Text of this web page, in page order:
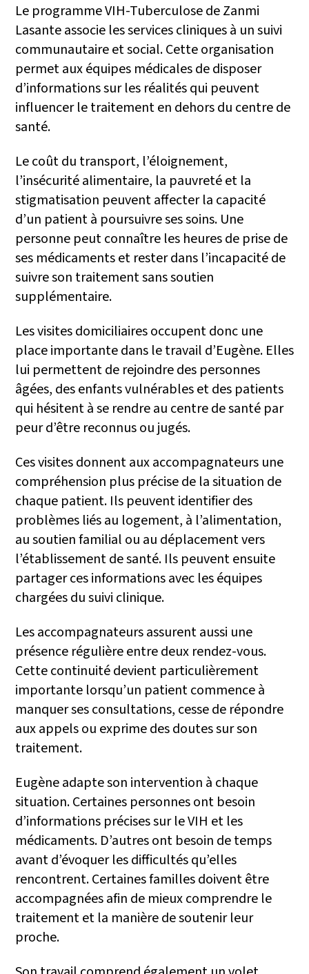
Le programme VIH-Tuberculose de Zanmi
Lasante associe les services cliniques à un suivi
communautaire et social. Cette organisation
permet aux équipes médicales de disposer
d’informations sur les réalités qui peuvent
influencer le traitement en dehors du centre de
santé.
Le coût du transport, l’éloignement,
l’insécurité alimentaire, la pauvreté et la
stigmatisation peuvent affecter la capacité
d’un patient à poursuivre ses soins. Une
personne peut connaître les heures de prise de
ses médicaments et rester dans l’incapacité de
suivre son traitement sans soutien
supplémentaire.
Les visites domiciliaires occupent donc une
place importante dans le travail d’Eugène. Elles
lui permettent de rejoindre des personnes
âgées, des enfants vulnérables et des patients
qui hésitent à se rendre au centre de santé par
peur d’être reconnus ou jugés.
Ces visites donnent aux accompagnateurs une
compréhension plus précise de la situation de
chaque patient. Ils peuvent identifier des
problèmes liés au logement, à l’alimentation,
au soutien familial ou au déplacement vers
l’établissement de santé. Ils peuvent ensuite
partager ces informations avec les équipes
chargées du suivi clinique.
Les accompagnateurs assurent aussi une
présence régulière entre deux rendez-vous.
Cette continuité devient particulièrement
importante lorsqu’un patient commence à
manquer ses consultations, cesse de répondre
aux appels ou exprime des doutes sur son
traitement.
Eugène adapte son intervention à chaque
situation. Certaines personnes ont besoin
d’informations précises sur le VIH et les
médicaments. D’autres ont besoin de temps
avant d’évoquer les difficultés qu’elles
rencontrent. Certaines familles doivent être
accompagnées afin de mieux comprendre le
traitement et la manière de soutenir leur
proche.